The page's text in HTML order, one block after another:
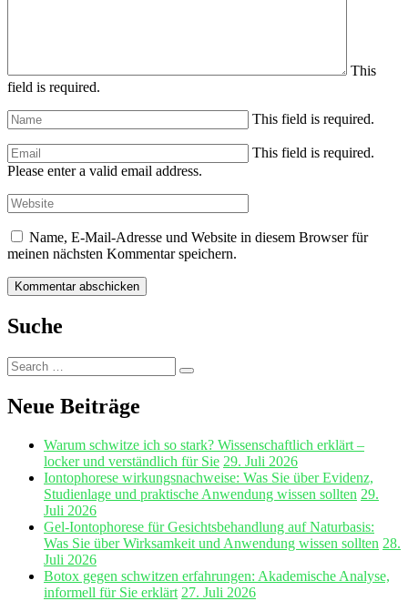
This
field is required.
This field is required.
This field is required.
Please enter a valid email address.
Name, E-Mail-Adresse und Website in diesem Browser für
meinen nächsten Kommentar speichern.
Suche
Search
for:
Search
Neue Beiträge
Warum schwitze ich so stark? Wissenschaftlich erklärt –
locker und verständlich für Sie 29. Juli 2026
Iontophorese wirkungsnachweise: Was Sie über Evidenz,
Studienlage und praktische Anwendung wissen sollten 29.
Juli 2026
Gel‑Iontophorese für Gesichtsbehandlung auf Naturbasis:
Was Sie über Wirksamkeit und Anwendung wissen sollten 28.
Juli 2026
Botox gegen schwitzen erfahrungen: Akademische Analyse,
informell für Sie erklärt 27. Juli 2026